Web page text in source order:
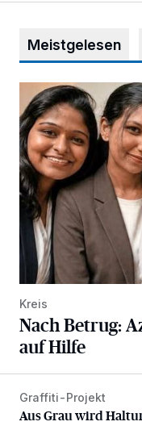
Meistgelesen
Nach Betrug:
Kreis
Nach Betrug:
auf Hilfe
Aus Grau wird Haltung
Graffiti-Projekt
Aus Grau wird